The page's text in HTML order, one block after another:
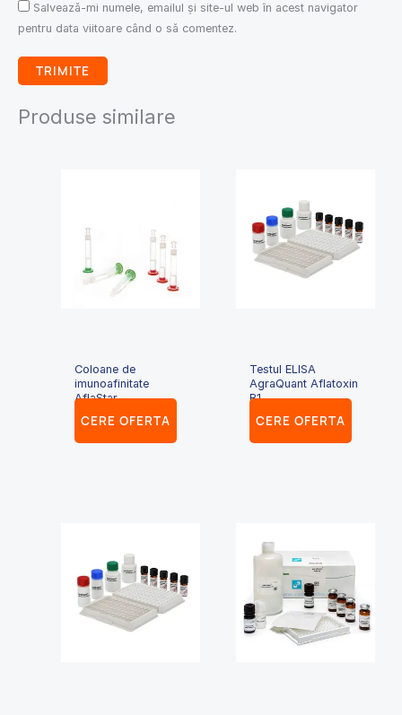
Salvează-mi numele, emailul și site-ul web în acest navigator
pentru data viitoare când o să comentez.
Produse similare
Coloane de
imunoafinitate
AflaStar
CERE OFERTA
Testul ELISA
AgraQuant Aflatoxin
B1
CERE OFERTA